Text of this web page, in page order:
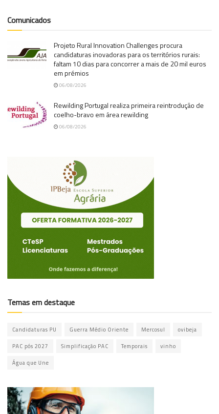
Comunicados
Projeto Rural Innovation Challenges procura
candidaturas inovadoras para os territórios rurais:
faltam 10 dias para concorrer a mais de 20 mil euros
em prémios
06/08/2026
Rewilding Portugal realiza primeira reintrodução de
coelho-bravo em área rewilding
06/08/2026
Temas em destaque
Candidaturas PU Guerra Médio Oriente Mercosul ovibeja
PAC pós 2027 Simplificação PAC Temporais vinho
Água que Une